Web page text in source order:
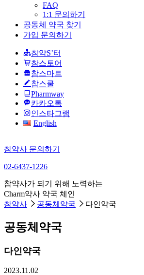
FAQ
1:1 문의하기
공동체 약국 찾기
가입 문의하기
참약S’터
참스토어
참스마트
참스쿨
Pharmway
카카오톡
인스타그램
English
참약사 문의하기
02-6437-1226
참약사가 되기 위해 노력하는
Charm약사 약국 체인
참약사
공동체약국 다인약국
공동체약국
다인약국
2023.11.02